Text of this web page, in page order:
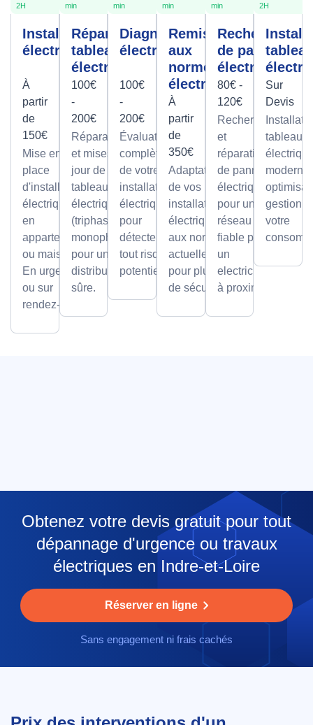
2H
Installation
électrique
À
partir
de
150€
Mise en
place
d'installations
électriques
en
appartement
ou maison.
En urgence
ou sur
rendez-vous
min
Réparation
tableau
électrique
100€
-
200€
Réparations
et mises à
jour de
tableaux
électriques
(triphasé ou
monophasé)
pour une
distribution
sûre.
min
Diagnostic
électrique
100€
-
200€
Évaluation
complète
de votre
installation
électrique
pour
détecter
tout risque
potentiel.
min
Remise
aux
normes
électrique
À
partir
de
350€
Adaptation
de vos
installations
électriques
aux normes
actuelles
pour plus
de sécurité.
min
Recherche
de panne
électrique
80€ -
120€
Recherche
et
réparation
de pannes
électriques
pour un
réseau
fiable par
un
electricien
à proximité
2H
Sur
Devis
tableaux
gestion
votre
Obtenez votre devis gratuit pour tout
dépannage d'urgence ou travaux
électriques en Indre-et-Loire
Réserver en ligne
Sans engagement ni frais cachés